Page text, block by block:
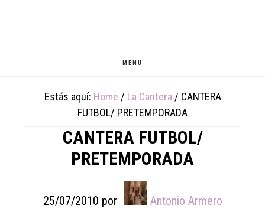
MENU
Estás aquí: Home / La Cantera / CANTERA
FUTBOL/ PRETEMPORADA
CANTERA FUTBOL/
PRETEMPORADA
25/07/2010 por Antonio Armero